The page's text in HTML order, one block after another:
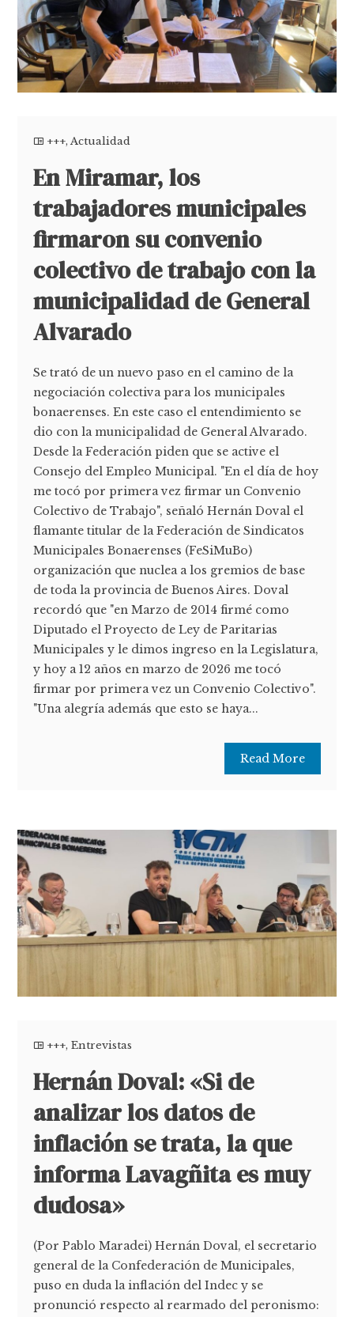
+++,Actualidad
En Miramar, los
trabajadores municipales
firmaron su convenio
colectivo de trabajo con la
municipalidad de General
Alvarado
Se trató de un nuevo paso en el camino de la
negociación colectiva para los municipales
bonaerenses. En este caso el entendimiento se
dio con la municipalidad de General Alvarado.
Desde la Federación piden que se active el
Consejo del Empleo Municipal. "En el día de hoy
me tocó por primera vez firmar un Convenio
Colectivo de Trabajo", señaló Hernán Doval el
flamante titular de la Federación de Sindicatos
Municipales Bonaerenses (FeSiMuBo)
organización que nuclea a los gremios de base
de toda la provincia de Buenos Aires. Doval
recordó que "en Marzo de 2014 firmé como
Diputado el Proyecto de Ley de Paritarias
Municipales y le dimos ingreso en la Legislatura,
y hoy a 12 años en marzo de 2026 me tocó
firmar por primera vez un Convenio Colectivo".
"Una alegría además que esto se haya...
Read More
+++,Entrevistas
Hernán Doval: «Si de
analizar los datos de
inflación se trata, la que
informa Lavagñita es muy
dudosa»
(Por Pablo Maradei) Hernán Doval, el secretario
general de la Confederación de Municipales,
puso en duda la inflación del Indec y se
pronunció respecto al rearmado del peronismo: